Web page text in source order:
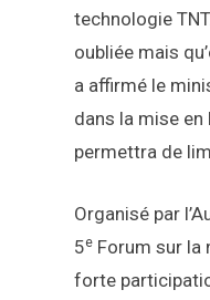
technologie
oubliée mais
a affirmé le
dans la mise en
permettra de
Organisé par
5e Forum sur la
forte